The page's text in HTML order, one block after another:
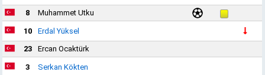
8
Muhammet Utku
10
Erdal Yüksel
23
Ercan Ocaktürk
3 Serkan Kökten